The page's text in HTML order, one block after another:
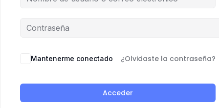
Mantenerme conectado ¿Olvidaste la contraseña?
Acceder